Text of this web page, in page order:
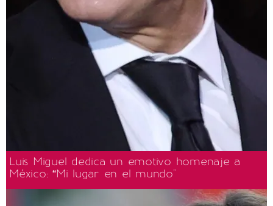
Luis Miguel dedica un emotivo homenaje a
México: “Mi lugar en el mundo"